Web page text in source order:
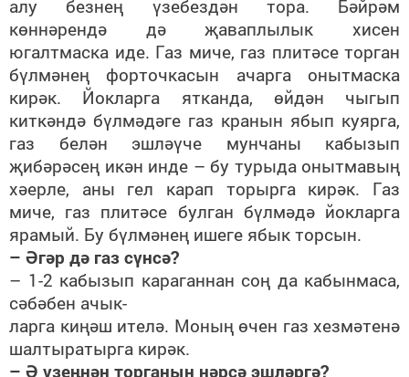
алу безнең үзебездән тора. Бәйрәм
көннәрендә дә җаваплылык хисен
югалтмаска иде. Газ миче, газ плитәсе торган
бүлмәнең форточкасын ачарга онытмаска
кирәк. Йокларга ятканда, өйдән чыгып
киткәндә бүлмәдәге газ кранын ябып куярга,
газ белән эшләүче мунчаны кабызып
җибәрәсең икән инде – бу турыда онытмавың
хәерле, аны гел карап торырга кирәк. Газ
миче, газ плитәсе булган бүлмәдә йокларга
ярамый. Бу бүлмәнең ишеге ябык торсын.
– Әгәр дә газ сүнсә?
– 1-2 кабызып караганнан соң да кабынмаса,
сәбәбен ачык-
ларга киңәш ителә. Моның өчен газ хезмәтенә
шалтыратырга кирәк.
– Ә үзеңнән торганын нәрсә эшләргә?